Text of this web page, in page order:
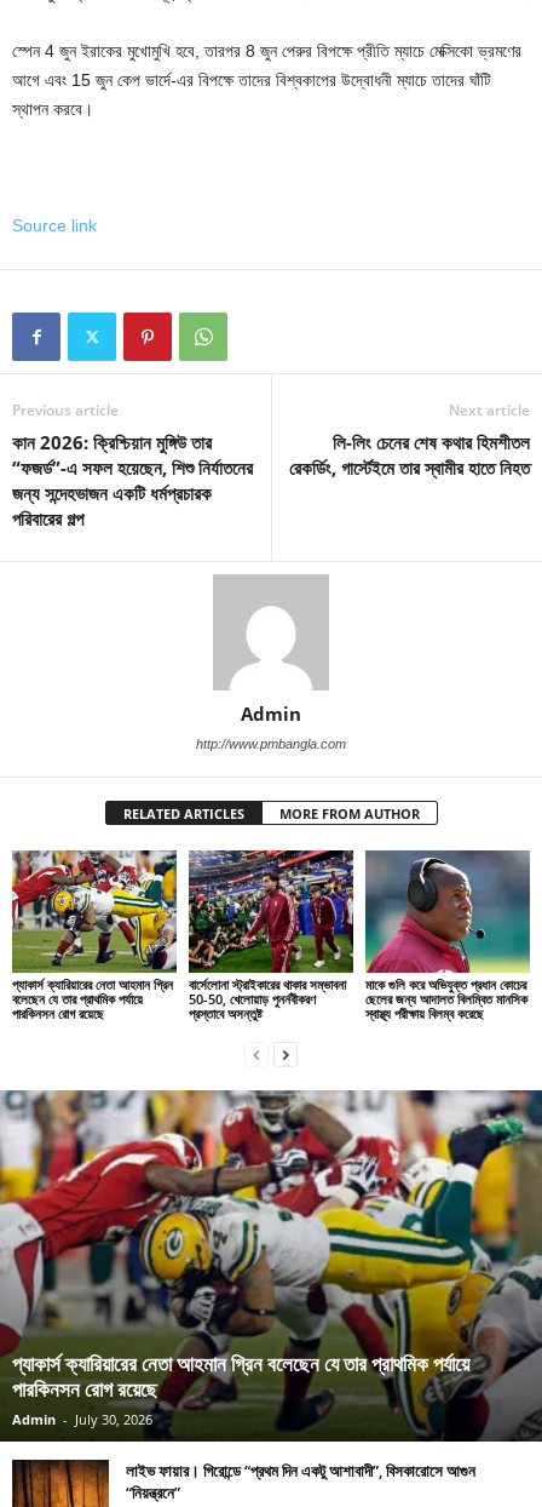
স্পেন 4 জুন ইরাকের মুখোমুখি হবে, তারপর 8 জুন পেরুর বিপক্ষে প্রীতি ম্যাচে মেক্সিকো ভ্রমণের
আগে এবং 15 জুন কেপ ভার্দে-এর বিপক্ষে তাদের বিশ্বকাপের উদ্বোধনী ম্যাচে তাদের ঘাঁটি
স্থাপন করবে।
Source link
Previous article
কান 2026: ক্রিশ্চিয়ান মুঙ্গিউ তার
“ফজর্ড”-এ সফল হয়েছেন, শিশু নির্যাতনের
জন্য সন্দেহভাজন একটি ধর্মপ্রচারক
পরিবারের গল্প
Next article
লি-লিং চেনের শেষ কথার হিমশীতল
রেকর্ডিং, গার্স্টেইমে তার স্বামীর হাতে নিহত
Admin
http://www.pmbangla.com
RELATED ARTICLES MORE FROM AUTHOR
প্যাকার্স ক্যারিয়ারের নেতা আহমান গ্রিন
বলেছেন যে তার প্রাথমিক পর্যায়ে
পারকিনসন রোগ রয়েছে
বার্সেলোনা স্ট্রাইকারের থাকার সম্ভাবনা
50-50, খেলোয়াড় পুনর্নবীকরণ
প্রস্তাবে অসন্তুষ্ট
মাকে গুলি করে অভিযুক্ত প্রধান কোচের
ছেলের জন্য আদালত বিলম্বিত মানসিক
স্বাস্থ্য পরীক্ষায় বিলম্ব করেছে
প্যাকার্স ক্যারিয়ারের নেতা আহমান গ্রিন বলেছেন যে তার প্রাথমিক পর্যায়ে
পারকিনসন রোগ রয়েছে
Admin - July 30, 2026
লাইভ ফায়ার। গিরোন্ডে “প্রথম দিন একটু আশাবাদী”, বিসকারোসে আগুন
“নিয়ন্ত্রনে”